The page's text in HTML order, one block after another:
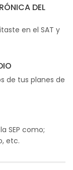
DEL
en el SAT y
de tus planes de
SEP como;
etc.